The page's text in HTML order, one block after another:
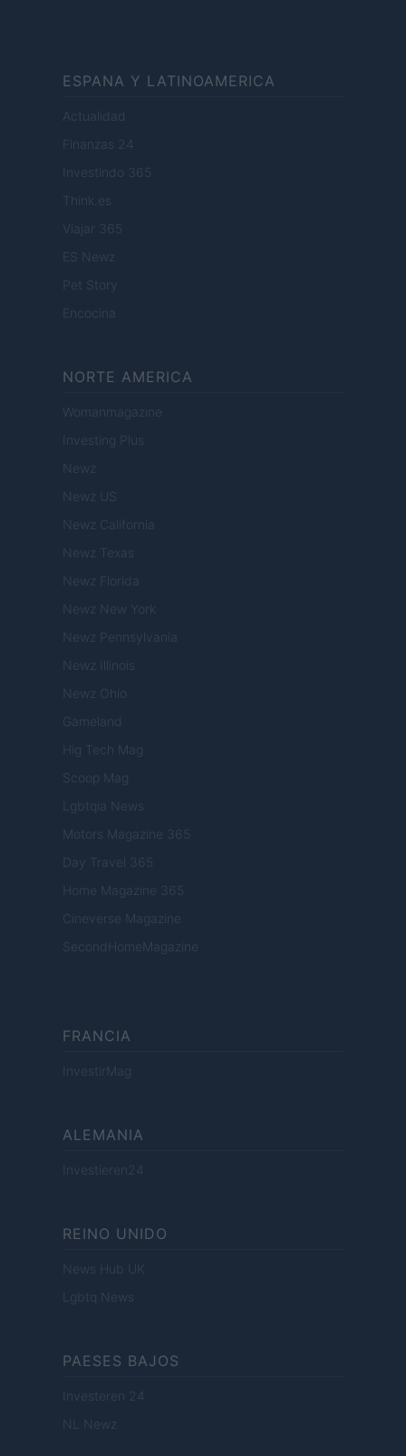
ESPANA Y LATINOAMERICA
Actualidad
Finanzas 24
Investindo 365
Think.es
Viajar 365
ES Newz
Pet Story
Encocina
NORTE AMERICA
Womanmagazine
Investing Plus
Newz
Newz US
Newz California
Newz Texas
Newz Florida
Newz New York
Newz Pennsylvania
Newz Illinois
Newz Ohio
Gameland
Hig Tech Mag
Scoop Mag
Lgbtqia News
Motors Magazine 365
Day Travel 365
Home Magazine 365
Cineverse Magazine
SecondHomeMagazine
FRANCIA
InvestirMag
ALEMANIA
Investieren24
REINO UNIDO
News Hub UK
Lgbtq News
PAESES BAJOS
Investeren 24
NL Newz